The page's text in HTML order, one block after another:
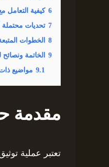
6 كيفية التعامل
7 تحديات محتملة
8
الخطوات
9
الخاتمة ونصائح
9.1 مواضيع
مقدمة
تعتبر عملية